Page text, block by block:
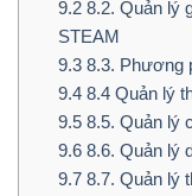
9.28.2. Quản lý
STEAM
9.38.3. Phương
9.48.4 Quản lý
9.58.5. Quản lý
9.68.6. Quản lý
9.78.7. Quản lý